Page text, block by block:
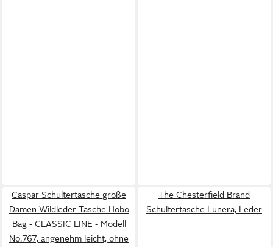
Caspar Schultertasche große
Damen Wildleder Tasche Hobo
Bag - CLASSIC LINE - Modell
No.767, angenehm leicht, ohne
The Chesterfield Brand
Schultertasche Lunera, Leder